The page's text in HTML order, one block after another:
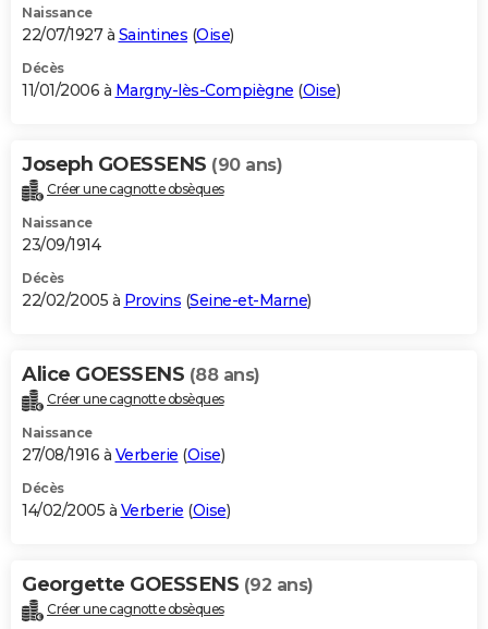
Naissance
22/07/1927 à Saintines (Oise)
Décès
11/01/2006 à Margny-lès-Compiègne (Oise)
Joseph GOESSENS (90 ans)
Créer une cagnotte obsèques
Naissance
23/09/1914
Décès
22/02/2005 à Provins (Seine-et-Marne)
Alice GOESSENS (88 ans)
Créer une cagnotte obsèques
Naissance
27/08/1916 à Verberie (Oise)
Décès
14/02/2005 à Verberie (Oise)
Georgette GOESSENS (92 ans)
Créer une cagnotte obsèques